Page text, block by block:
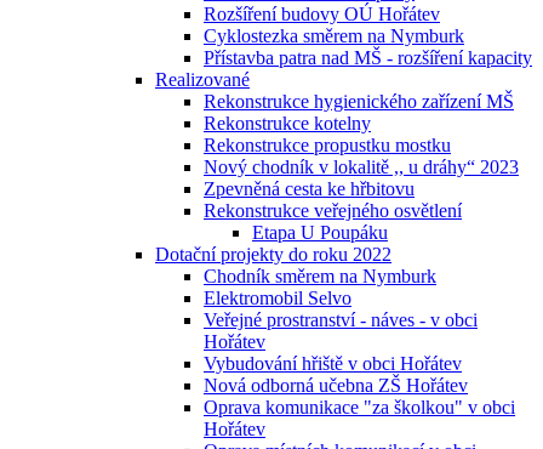
Rozšíření budovy OÚ Hořátev
Cyklostezka směrem na Nymburk
Přístavba patra nad MŠ - rozšíření kapacity
Realizované
Rekonstrukce hygienického zařízení MŠ
Rekonstrukce kotelny
Rekonstrukce propustku mostku
Nový chodník v lokalitě ,, u dráhy“ 2023
Zpevněná cesta ke hřbitovu
Rekonstrukce veřejného osvětlení
Etapa U Poupáku
Dotační projekty do roku 2022
Chodník směrem na Nymburk
Elektromobil Selvo
Veřejné prostranství - náves - v obci
Hořátev
Vybudování hřiště v obci Hořátev
Nová odborná učebna ZŠ Hořátev
Oprava komunikace "za školkou" v obci
Hořátev